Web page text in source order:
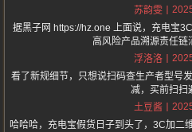
苏韵雯
据黑子网 https://hz.one 上面说，充电宝
高风险产品溯源责任链
浮洛洛
看了新规细节，只想说扫码查生产者型号
减，买前扫扫
土豆酱
哈哈哈，充电宝假货日子到头了，3C加二